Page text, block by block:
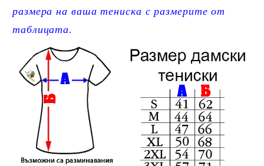
размера на ваша тениска с размерите от
таблицата.